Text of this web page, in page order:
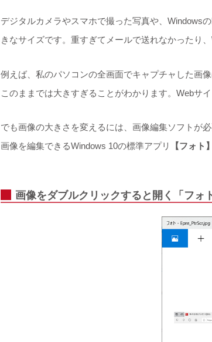
デジタルカメラやスマホで撮った写真や、Windows
きなサイズです。重すぎてメールで送れなかったり
例えば、私のパソコンの全画面でキャプチャした画
このままでは大きすぎることがわかります。Webサ
でも画像の大きさを変えるには、画像編集ソフト
画像を編集できるWindows 10の標準アプリ
【フォト】
画像をダブルクリックすると開く「フォ